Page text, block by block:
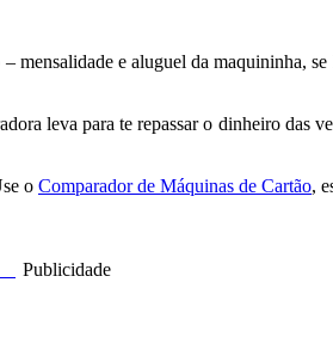
mensalidade e aluguel da maquininha,
leva para te repassar o dinheiro das
o Comparador de Máquinas de Cartão,
Publicidade